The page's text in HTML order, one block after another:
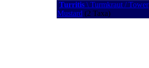
Turritis \ Turmkraut / Tower
Mustard (2 Taxa)